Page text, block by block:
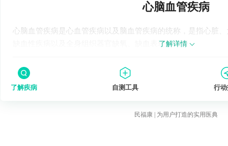
心脑血管疾病
心脑血管疾病是心血管疾病以及脑血管疾病的统称，是指心脏、
缺血性疾病以及全身组织器官缺氧、缺血表现的疾病。
了解详情
了解疾病 自测工具 行
民福康 | 为用户打造的实用医典